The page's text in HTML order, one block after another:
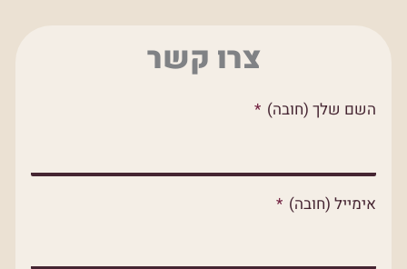
o
k
l
e
p
צרו קשר
השם שלך (חובה)
אימייל (חובה)